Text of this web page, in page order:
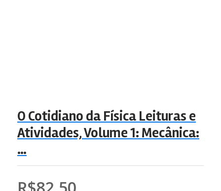
O Cotidiano da Física Leituras e
Atividades, Volume 1: Mecânica:
…